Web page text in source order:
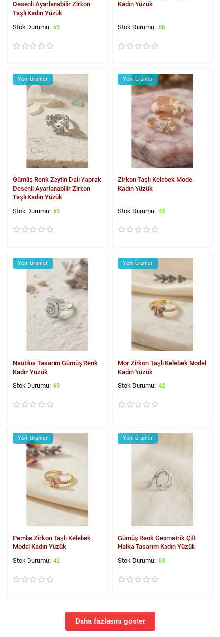
Desenli Ayarlanabilir Zirkon
Taşlı Kadın Yüzük
69
Kadın Yüzük
66
Yeni Ürünler
Gümüş Renk Zeytin Dalı Yaprak
Desenli Ayarlanabilir Zirkon
Taşlı Kadın Yüzük
69
Yeni Ürünler
Zirkon Taşlı Kelebek Model
Kadın Yüzük
45
Yeni Ürünler
Nautilus Tasarım Gümüş Renk
Kadın Yüzük
69
Yeni Ürünler
Mor Zirkon Taşlı Kelebek Model
Kadın Yüzük
42
Yeni Ürünler
Pembe Zirkon Taşlı Kelebek
Model Kadın Yüzük
42
Yeni Ürünler
Gümüş Renk Geometrik Çift
Halka Tasarım Kadın Yüzük
68
Daha fazlasını göster